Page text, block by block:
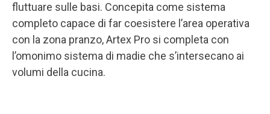
fluttuare sulle basi. Concepita come sistema
completo capace di far coesistere l’area operativa
con la zona pranzo, Artex Pro si completa con
l’omonimo sistema di madie che s’intersecano ai
volumi della cucina.